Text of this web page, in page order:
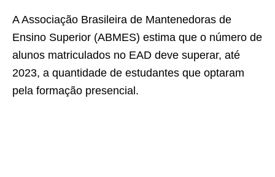
A Associação Brasileira de Mantenedoras de
Ensino Superior (ABMES) estima que o número de
alunos matriculados no EAD deve superar, até
2023, a quantidade de estudantes que optaram
pela formação presencial.